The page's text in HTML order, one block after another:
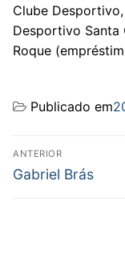
Clube
Desportivo Santa
Roque
Publicado em
Navegação
de
ANTERIOR
Previous
Gabriel Brás